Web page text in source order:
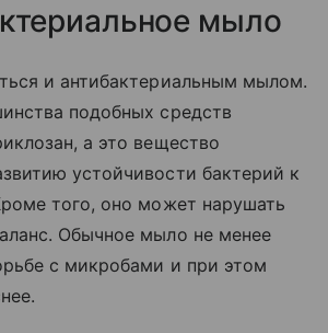
мыло
и антибактериальным мылом.
подобных средств
а это вещество
устойчивости бактерий к
того, оно может нарушать
Обычное мыло не менее
с микробами и при этом